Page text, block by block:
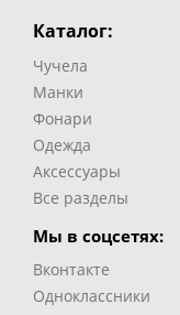
Каталог:
Чучела
Манки
Фонари
Одежда
Аксессуары
Все разделы
Мы в соцсетях:
Вконтакте
Одноклассники